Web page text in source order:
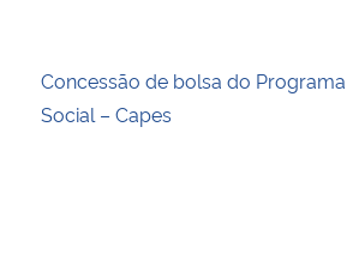
Concessão de bolsa do
Social – Capes